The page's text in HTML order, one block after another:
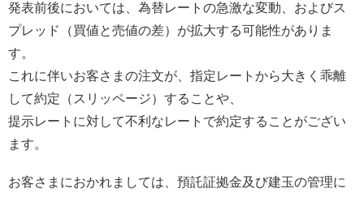
発表前後においては、為替レートの急激な変動、およびス
プレッド（買値と売値の差）が拡大する可能性がありま
す。
これに伴いお客さまの注文が、指定レートから大きく乖離
して約定（スリッページ）することや、
提示レートに対して不利なレートで約定することがござい
ます。
お客さまにおかれましては、預託証拠金及び建玉の管理に